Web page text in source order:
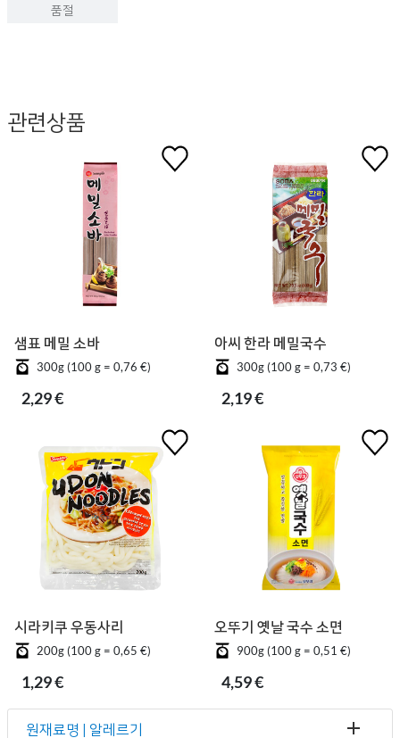
품절
관련상품
샘표 메밀 소바
300g (100 g = 0,76 €)
2,29 €
아씨 한라 메밀국수
300g (100 g = 0,73 €)
2,19 €
시라키쿠 우동사리
200g (100 g = 0,65 €)
1,29 €
오뚜기 옛날 국수 소면
900g (100 g = 0,51 €)
4,59 €
원재료명 | 알레르기